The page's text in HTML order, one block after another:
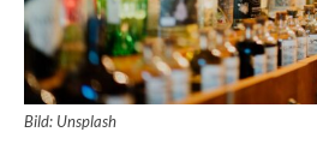
Bild: Unsplash